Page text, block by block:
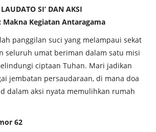
LAUDATO SI’ DAN AKSI
Makna Kegiatan Antaragama
panggilan suci yang melampaui sekat
seluruh umat beriman dalam satu misi
ciptaan Tuhan. Mari jadikan
jembatan persaudaraan, di mana doa
dalam aksi nyata memulihkan rumah
62